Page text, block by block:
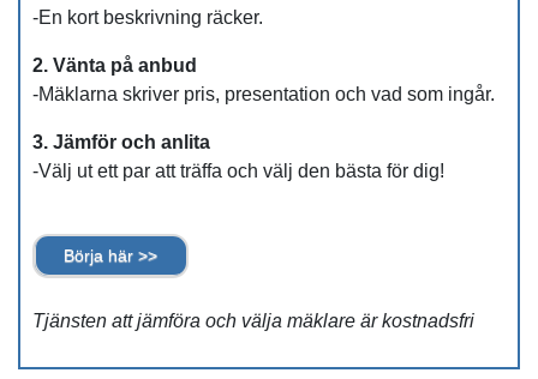
-En kort beskrivning räcker.
2. Vänta på anbud
-Mäklarna skriver pris, presentation och vad som ingår.
3. Jämför och anlita
-Välj ut ett par att träffa och välj den bästa för dig!
Börja här >>
Tjänsten att jämföra och välja mäklare är kostnadsfri